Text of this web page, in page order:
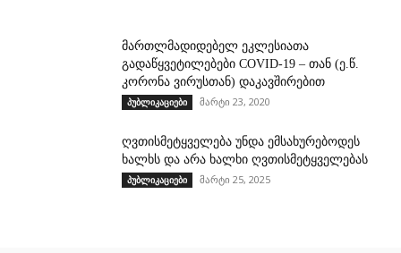
მართლმადიდებელ ეკლესიათა
გადაწყვეტილებები COVID-19 – თან (ე.წ.
კორონა ვირუსთან) დაკავშირებით
პუბლიკაციები მარტი 23, 2020
ღვთისმეტყველება უნდა ემსახურებოდეს
ხალხს და არა ხალხი ღვთისმეტყველებას
პუბლიკაციები მარტი 25, 2025